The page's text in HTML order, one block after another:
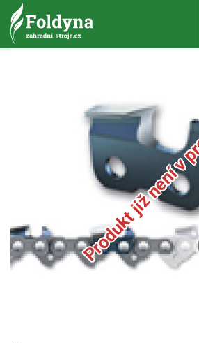
Zahradní ridery
Benzínové sekačky
Akumulátorové sekačky
Produkt již